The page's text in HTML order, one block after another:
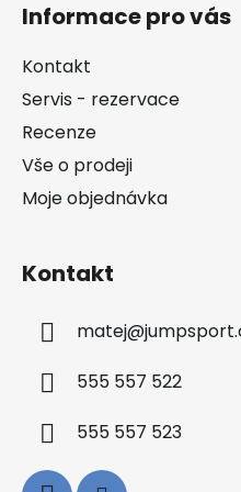
Informace pro vás
Kontakt
Servis - rezervace
Recenze
Vše o prodeji
Moje objednávka
Kontakt
matej@
555 557 522
555 557 523